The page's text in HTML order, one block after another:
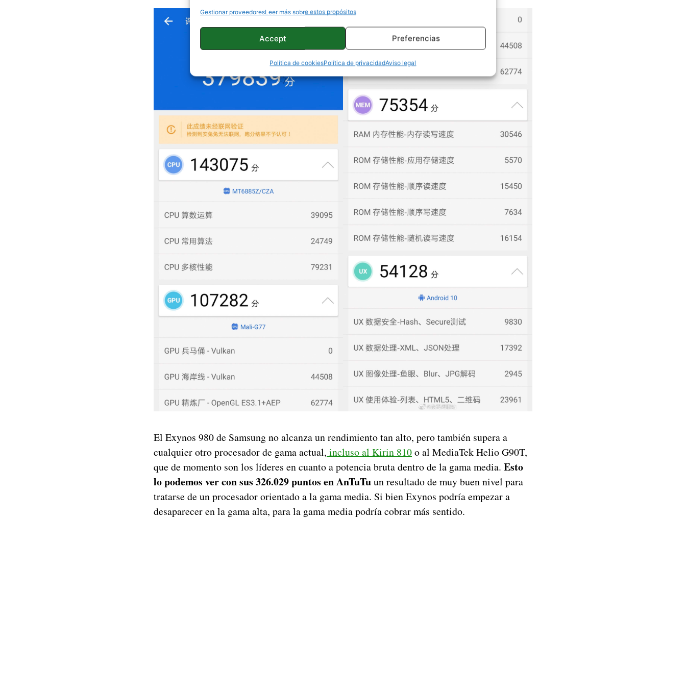
Gestionar proveedoresLeer más sobre estos propósitos
Accept Preferencias
Política de cookiesPolítica de privacidadAviso legal
El Exynos 980 de Samsung no alcanza un rendimiento tan alto, pero también supera a
cualquier otro procesador de gama actual, incluso al Kirin 810o al MediaTek Helio G90T,
que de momento son los líderes en cuanto a potencia bruta dentro de la gama media. Esto
lo podemos ver con sus 326.029 puntos en AnTuTuun resultado de muy buen nivel para
tratarse de un procesador orientado a la gama media. Si bien Exynos podría empezar a
desaparecer en la gama alta, para la gama media podría cobrar más sentido.